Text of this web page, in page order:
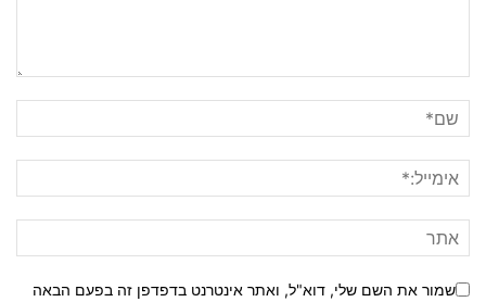
שמור את השם שלי, דוא"ל, ואתר אינטרנט בדפדפן זה בפעם הבאה